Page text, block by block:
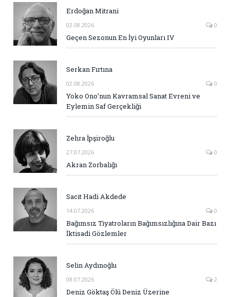
Erdoğan Mitrani
02.08.2026 0
Geçen Sezonun En İyi Oyunları IV
Serkan Fırtına
02.08.2026 0
Yoko Ono’nun Kavramsal Sanat Evreni ve
Eylemin Saf Gerçekliği
Zehra İpşiroğlu
27.07.2026 0
Akran Zorbalığı
Sacit Hadi Akdede
14.07.2026 0
Bağımsız Tiyatroların Bağımsızlığına Dair Bazı
İktisadi Gözlemler
Selin Aydınoğlu
08.07.2026 2
Deniz Göktaş Ölü Deniz Üzerine